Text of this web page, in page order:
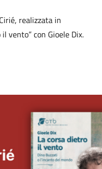
realizzata in
vento” con Gioele Dix.